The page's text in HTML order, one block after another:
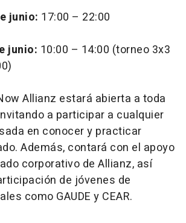
junio: 17:00 – 22:00
junio: 10:00 – 14:00 (torneo 3x3
Allianz estará abierta a toda
a participar a cualquier
en conocer y practicar
Además, contará con el apoyo
corporativo de Allianz, así
de jóvenes de
como GAUDE y CEAR.